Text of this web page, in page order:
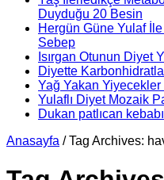
Duyduğu 20 Besin
Hergün Güne Yulaf
Sebep
Isırgan Otunun Diyet
Diyette
Yağ Yakan
Yulaflı Diyet Mozaik
Dukan patlıcan kebabı
Anasayfa / Tag Archives: